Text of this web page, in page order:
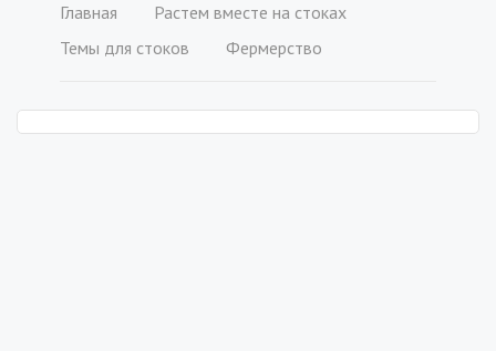
Главная
Растем вместе на стоках
Темы для стоков
Фермерство